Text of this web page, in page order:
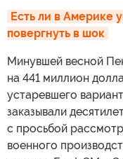
Есть ли в Америке
повергнуть в шок
Минувшей весной
на 441 миллион
устаревшего
заказывали
с просьбой
военного